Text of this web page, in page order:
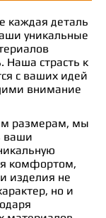
каждая деталь
уникальные
Наша страсть к
с ваших идей
внимание
размерам, мы
ваши
комфортом,
изделия не
но и